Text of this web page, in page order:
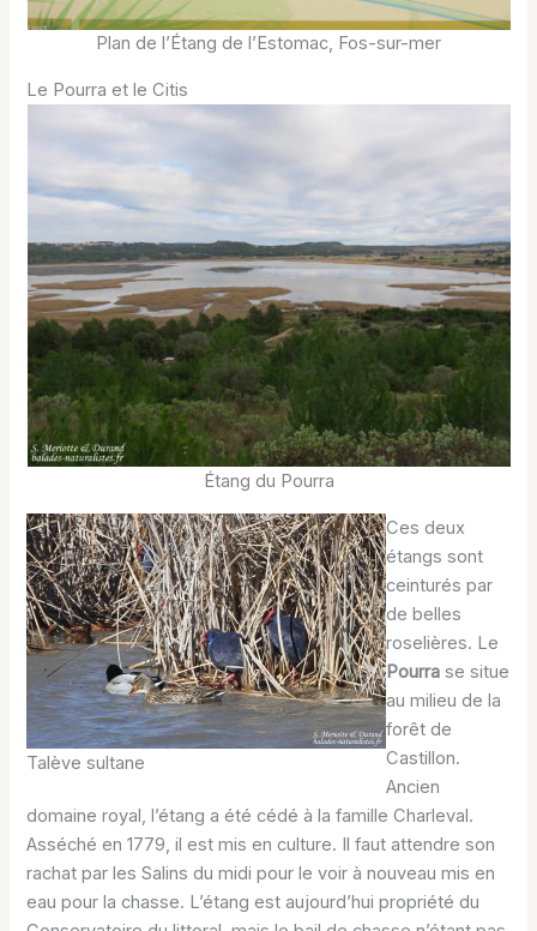
Plan de l’Étang de l’Estomac, Fos-sur-mer
Le Pourra et le Citis
Étang du Pourra
Talève sultane
Ces deux
étangs sont
ceinturés par
de belles
roselières. Le
Pourra se situe
au milieu de la
forêt de
Castillon.
Ancien
domaine royal, l’étang a été cédé à la famille Charleval.
Asséché en 1779, il est mis en culture. Il faut attendre son
rachat par les Salins du midi pour le voir à nouveau mis en
eau pour la chasse. L’étang est aujourd’hui propriété du